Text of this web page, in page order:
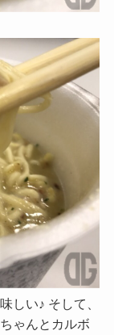
しい♪ そして、
ゃんとカルボ